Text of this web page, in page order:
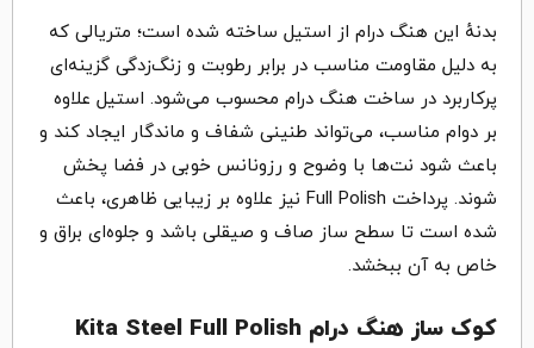
بدنهٔ این هنگ درام از استیل ساخته شده است؛ متریالی که
به دلیل مقاومت مناسب در برابر رطوبت و زنگ‌زدگی گزینه‌ای
پرکاربرد در ساخت هنگ درام محسوب می‌شود. استیل علاوه
بر دوام مناسب، می‌تواند طنینی شفاف و ماندگار ایجاد کند و
باعث شود نت‌ها با وضوح و رزونانس خوبی در فضا پخش
شوند. پرداخت Full Polish نیز علاوه بر زیبایی ظاهری، باعث
شده است تا سطح ساز صاف و صیقلی باشد و جلوه‌ای براق و
خاص به آن ببخشد.
کوک ساز هنگ درام Kita Steel Full Polish